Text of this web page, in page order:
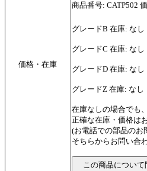
価格・在庫
商品番号: CATP502
グレードB 在庫: なし
グレードC 在庫: なし
グレードD 在庫: なし
グレードZ 在庫: なし
在庫なしの場合でも
正確な在庫・価格は
(お電話での部品のお
そちらからお問い合